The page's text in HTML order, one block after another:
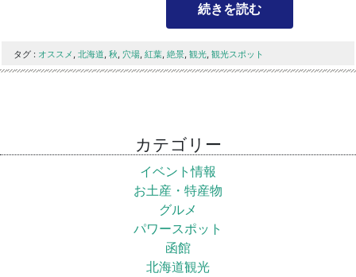
続きを読む
タグ : オススメ , 北海道, 秋, 穴場, 紅葉, 絶景, 観光, 観光スポット
カテゴリー
イベント情報
お土産・特産物
グルメ
パワースポット
函館
北海道観光